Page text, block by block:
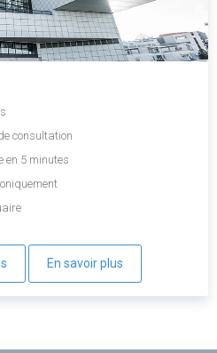
consultation
en 5 minutes
En savoir plus